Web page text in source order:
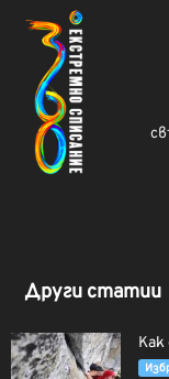
Други статии
Как